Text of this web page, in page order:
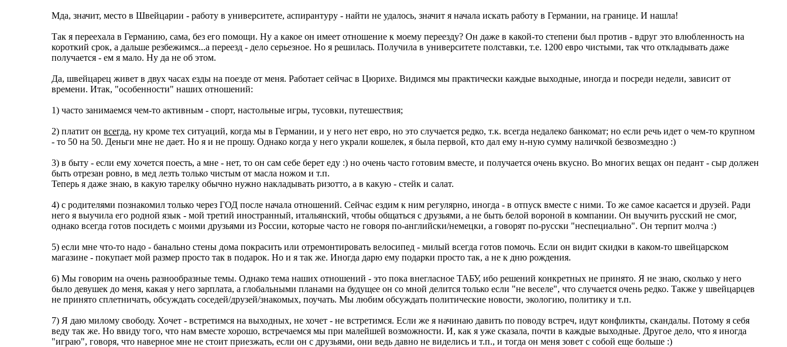
Мда, значит, место в Швейцарии - работу в университете, аспирантуру - найти не удалось, значит я начала искать работу в Германии, на границе. И нашла!
Так я переехала в Германию, сама, без его помощи. Ну а какое он имеет отношение к моему переезду? Он даже в какой-то степени был против - вдруг это влюбленность на
короткий срок, а дальше резбежимся...а переезд - дело серьезное. Но я решилась. Получила в университете полставки, т.е. 1200 евро чистыми, так что откладывать даже
получается - ем я мало. Ну да не об этом.
Да, швейцарец живет в двух часах езды на поезде от меня. Работает сейчас в Цюрихе. Видимся мы практически каждые выходные, иногда и посреди недели, зависит от
времени. Итак, "особенности" наших отношений:
1) часто занимаемся чем-то активным - спорт, настольные игры, тусовки, путешествия;
2) платит он всегда, ну кроме тех ситуаций, когда мы в Германии, и у него нет евро, но это случается редко, т.к. всегда недалеко банкомат; но если речь идет о чем-то крупном
- то 50 на 50. Деньги мне не дает. Но я и не прошу. Однако когда у него украли кошелек, я была первой, кто дал ему н-ную сумму наличкой безвозмездно :)
3) в быту - если ему хочется поесть, а мне - нет, то он сам себе берет еду :) но очень часто готовим вместе, и получается очень вкусно. Во многих вещах он педант - сыр должен
быть отрезан ровно, в мед лезть только чистым от масла ножом и т.п.
Теперь я даже знаю, в какую тарелку обычно нужно накладывать ризотто, а в какую - стейк и салат.
4) с родителями познакомил только через ГОД после начала отношений. Сейчас ездим к ним регулярно, иногда - в отпуск вместе с ними. То же самое касается и друзей. Ради
него я выучила его родной язык - мой третий иностранный, итальянский, чтобы общаться с друзьями, а не быть белой вороной в компании. Он выучить русский не смог,
однако всегда готов посидеть с моими друзьями из России, которые часто не говоря по-английски/немецки, а говорят по-русски "неспециально". Он терпит молча :)
5) если мне что-то надо - банально стены дома покрасить или отремонтировать велосипед - милый всегда готов помочь. Если он видит скидки в каком-то швейцарском
магазине - покупает мой размер просто так в подарок. Но и я так же. Иногда дарю ему подарки просто так, а не к дню рождения.
6) Мы говорим на очень разнообразные темы. Однако тема наших отношений - это пока внегласное ТАБУ, ибо решений конкретных не принято. Я не знаю, сколько у него
было девушек до меня, какая у него зарплата, а глобальными планами на будущее он со мной делится только если "не веселе", что случается очень редко. Также у швейцарцев
не принято сплетничать, обсуждать соседей/друзей/знакомых, поучать. Мы любим обсуждать политические новости, экологию, политику и т.п.
7) Я даю милому свободу. Хочет - встретимся на выходных, не хочет - не встретимся. Если же я начинаю давить по поводу встреч, идут конфликты, скандалы. Потому я себя
веду так же. Но ввиду того, что нам вместе хорошо, встречаемся мы при малейшей возможности. И, как я уже сказала, почти в каждые выходные. Другое дело, что я иногда
"играю", говоря, что наверное мне не стоит приезжать, если он с друзьями, они ведь давно не виделись и т.п., и тогда он меня зовет с собой еще больше :)